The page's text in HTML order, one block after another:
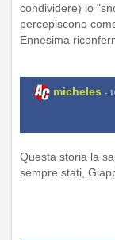
condividere) lo
percepiscono
Ennesima
micheles -
Questa storia la
sempre stati,